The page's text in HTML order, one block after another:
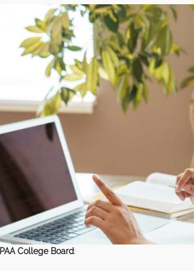
PAA College Board: